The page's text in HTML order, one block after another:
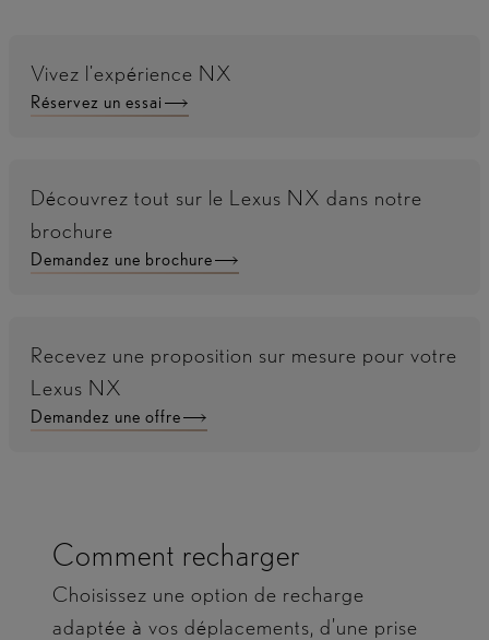
Vivez l'expérience NX
Réservez un essai
Découvrez tout sur le Lexus NX dans notre
brochure
Demandez une brochure
Recevez une proposition sur mesure pour votre
Lexus NX
Demandez une offre
Comment recharger
Choisissez une option de recharge
adaptée à vos déplacements, d’une prise